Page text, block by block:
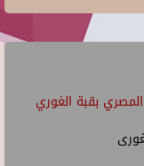
بقبة الغوري